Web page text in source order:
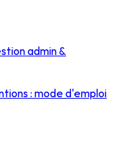
admin &
: mode d'emploi